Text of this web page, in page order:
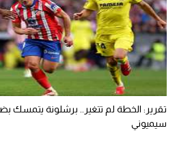
تقرير: الخطة لم تتغير.. برشلونة يتمسك
سيميوني